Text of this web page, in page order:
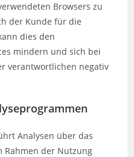
Browsers zu
der Kunde für die
dies den
mindern und sich bei
verantwortlichen negativ
Analysen über das
Rahmen der Nutzung